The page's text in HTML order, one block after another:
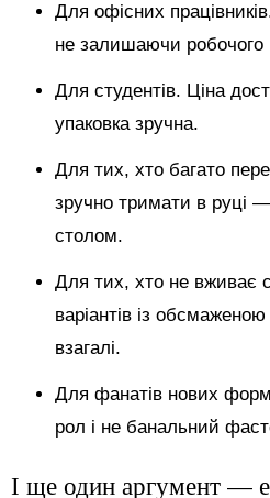
Для офісних
не залишаючи робочого
Для студентів. Ціна
упаковка зручна.
Для тих, хто багато
зручно тримати в руці
столом.
Для тих, хто не вживає
варіантів із
взагалі.
Для фанатів нових
рол і не банальний
І ще один аргумент —